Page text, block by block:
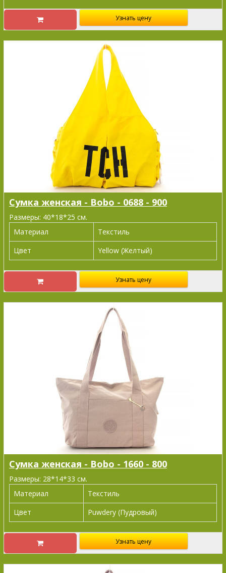
Узнать цену
Сумка женская - Bobo - 0688 - 900
Размеры: 40*18*25 см.
Материал
Текстиль
Цвет
Yellow (Желтый)
Узнать цену
Сумка женская - Bobo - 1660 - 800
Размеры: 28*14*33 см.
Материал
Текстиль
Цвет
Puwdery (Пудровый)
Узнать цену